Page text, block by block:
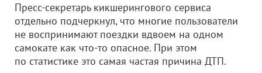
Пресс-секретарь кикшерингового сервиса
отдельно подчеркнул, что многие пользователи
не воспринимают поездки вдвоем на одном
самокате как что-то опасное. При этом
по статистике это самая частая причина ДТП.